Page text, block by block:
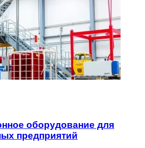
оборудование для
предприятий